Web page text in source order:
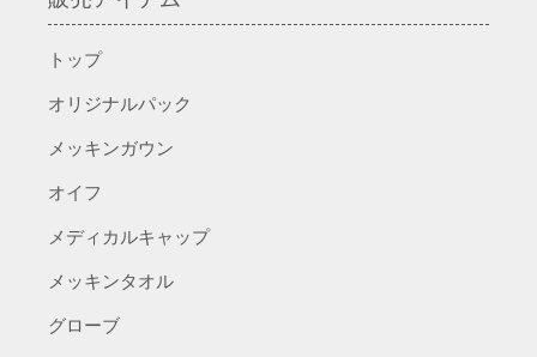
トップ
オリジナルパック
メッキンガウン
オイフ
メディカルキャップ
メッキンタオル
グローブ